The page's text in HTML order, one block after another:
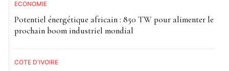
ECONOMIE
Potentiel énergétique africain : 850 TW pour alimenter le
prochain boom industriel mondial
CÔTE D'IVOIRE